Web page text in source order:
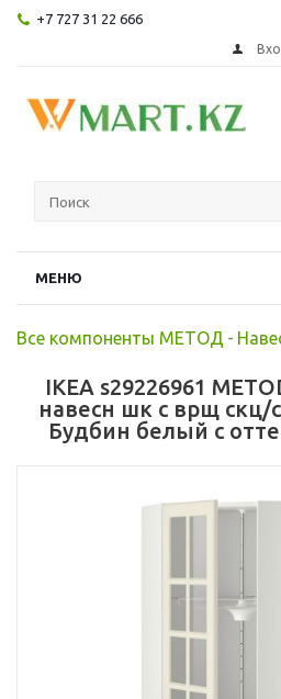
+7 727 31 22 666
МЕНЮ
Все компоненты МЕТОД -
IKEA s29226961
навесн шк с врщ
Будбин белый с